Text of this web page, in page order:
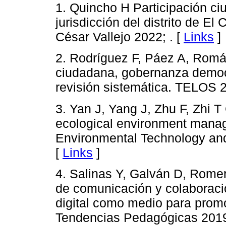
1. Quincho H Participación
jurisdicción del distrito de El
César Vallejo 2022; . [ Links ]
2. Rodríguez F, Páez A,
ciudadana, gobernanza
revisión sistemática. TELOS
3. Yan J, Yang J, Zhu F, Zhi
ecological environment
Environmental Technology
[ Links ]
4. Salinas Y, Galván D,
de comunicación y
digital como medio para
Tendencias Pedagógicas